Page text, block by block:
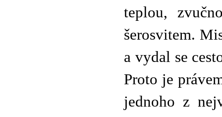
teplou,
šerosvitem.
a vydal se
Proto je
jednoho z